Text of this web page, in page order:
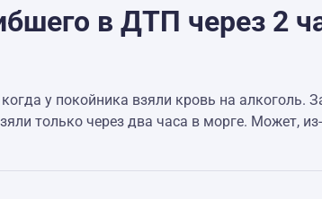
в ДТП через 2
у покойника взяли кровь на алкоголь.
только через два часа в морге. Может,